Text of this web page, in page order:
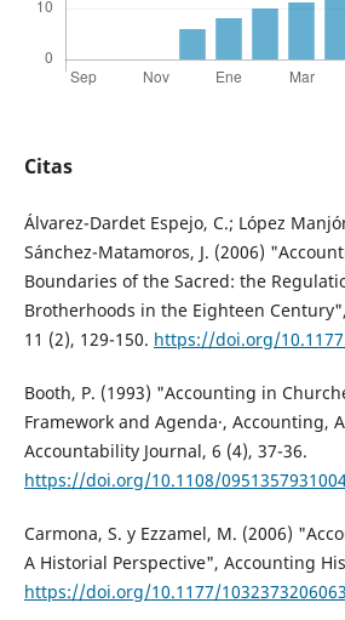
Citas
Álvarez-Dardet Espejo, C.; López
Sánchez-Matamoros, J. (2006)
Boundaries of the Sacred: the
Brotherhoods in the Eighteen
11 (2), 129-150. https://doi.org/
Booth, P. (1993) "Accounting in
Framework and Agenda·, Accounting,
Accountability Journal, 6 (4), 37-36.
https://doi.org/10.1108/
Carmona, S. y Ezzamel, M. (2006)
A Historial Perspective", Accounting
https://doi.org/10.1177/